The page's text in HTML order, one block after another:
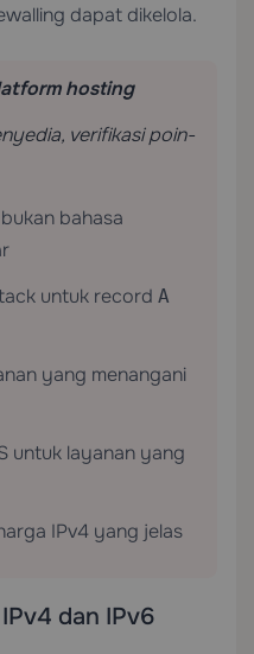
dapat dikelola.
hosting
verifikasi poin-
bahasa
untuk record A
yang menangani
untuk layanan yang
IPv4 yang jelas
dan IPv6